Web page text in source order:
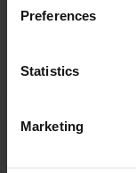
Preferences
Statistics
Marketing